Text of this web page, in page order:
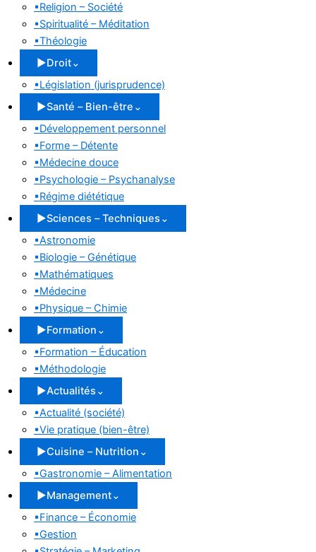
▪Religion – Société
▪Spiritualité – Méditation
▪Théologie
▶Droit⌄
▪Législation (jurisprudence)
▶Santé – Bien-être ⌄
▪Développement personnel
▪Forme – Détente
▪Médecine douce
▪Psychologie – Psychanalyse
▪Régime diététique
▶Sciences – Techniques ⌄
▪Astronomie
▪Biologie – Génétique
▪Mathématiques
▪Médecine
▪Physique – Chimie
▶Formation ⌄
▪Formation – Éducation
▪Méthodologie
▶Actualités ⌄
▪Actualité (société)
▪Vie pratique (bien-être)
▶Cuisine – Nutrition ⌄
▪Gastronomie – Alimentation
▶Management⌄
▪Finance – Économie
▪Gestion